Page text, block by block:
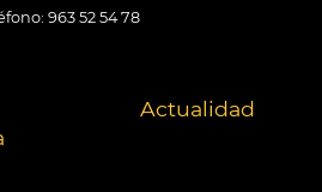
963 52 54 78
Actualidad